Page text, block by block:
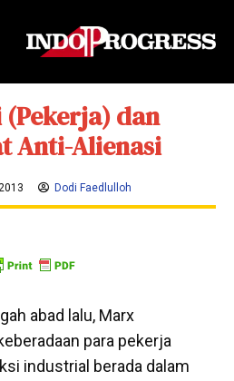
dan
Anti-Alienasi
Dodi Faedlulloh
abad lalu, Marx
para pekerja
industrial berada dalam